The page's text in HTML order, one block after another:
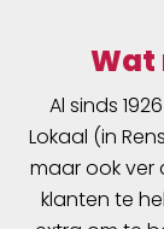
Wat
Al sinds
Lokaal (in
maar ook ver
klanten te